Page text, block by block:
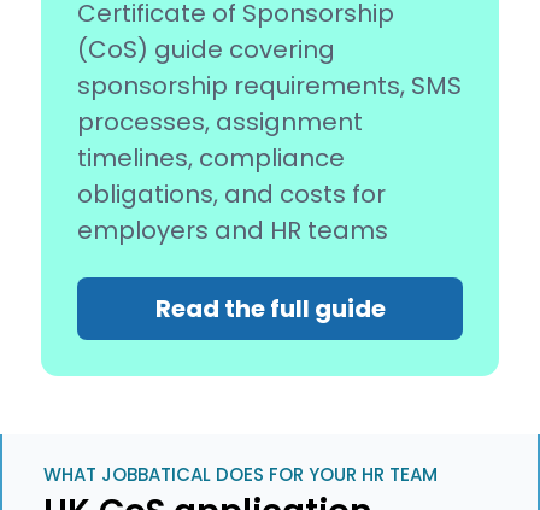
Certificate of Sponsorship
(CoS) guide covering
sponsorship requirements, SMS
processes, assignment
timelines, compliance
obligations, and costs for
employers and HR teams
Read the full guide
WHAT JOBBATICAL DOES FOR YOUR HR TEAM